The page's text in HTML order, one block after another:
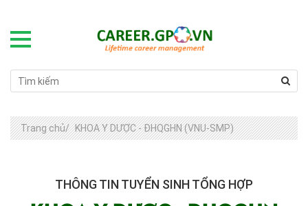
Trang chủ/ KHOA Y DƯỢC - ĐHQGHN (VNU-SMP)
THÔNG TIN TUYỂN SINH TỔNG HỢP